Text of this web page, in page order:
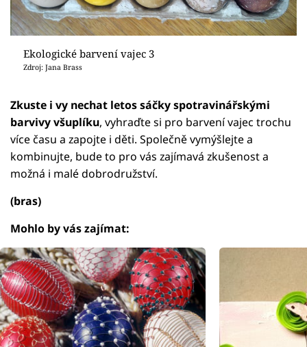
Ekologické barvení vajec 3
Zdroj: Jana Brass
Zkuste i vy nechat letos sáčky spotravinářskými
barvivy všuplíku, vyhraďte si pro barvení vajec trochu
více času a zapojte i děti. Společně vymýšlejte a
kombinujte, bude to pro vás zajímavá zkušenost a
možná i malé dobrodružství.
(bras)
Mohlo by vás zajímat: